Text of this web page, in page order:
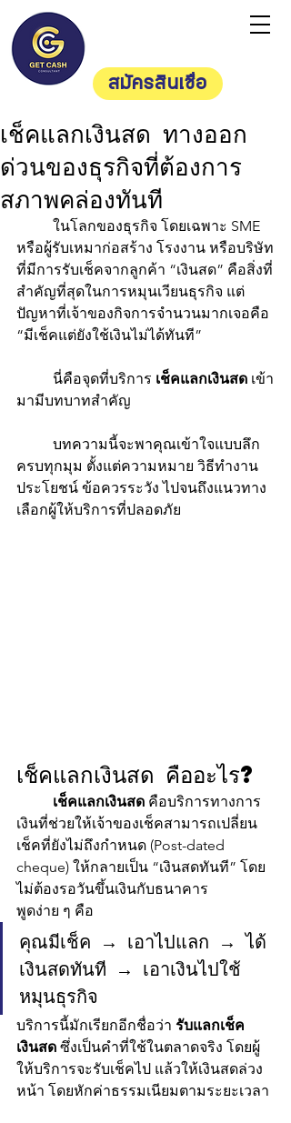
สมัครสินเชื่อ
เช็คแลกเงินสด ทางออก
ด่วนของธุรกิจที่ต้องการ
สภาพคล่องทันที
หรือผู้รับเหมาก่อสร้าง โรงงาน หรือบริษัท
ที่มีการรับเช็คจากลูกค้า “เงินสด” คือสิ่งที่
สำคัญที่สุดในการหมุนเวียนธุรกิจ แต่
ปัญหาที่เจ้าของกิจการจำนวนมากเจอคือ
“มีเช็คแต่ยังใช้เงินไม่ได้ทันที”
	นี่คือจุดที่บริการ
เช็คแลกเงินสด เข้า
มามีบทบาทสำคัญ
ครบทุกมุม ตั้งแต่ความหมาย วิธีทำงาน
ประโยชน์ ข้อควรระวัง ไปจนถึงแนวทาง
เลือกผู้ให้บริการที่ปลอดภัย
เช็คแลกเงินสด คืออะไร?
	เช็คแลกเงินสด
คือบริการทางการ
เงินที่ช่วยให้เจ้าของเช็คสามารถเปลี่ยน
เช็คที่ยังไม่ถึงกำหนด (Post-dated
cheque) ให้กลายเป็น “เงินสดทันที” โดย
ไม่ต้องรอวันขึ้นเงินกับธนาคาร
พูดง่าย ๆ คือ
คุณมีเช็ค → เอาไปแลก → ได้
เงินสดทันที → เอาเงินไปใช้
หมุนธุรกิจ
บริการนี้มักเรียกอีกชื่อว่า รับแลกเช็ค
เงินสด ซึ่งเป็นคำที่ใช้ในตลาดจริง โดยผู้
ให้บริการจะรับเช็คไป แล้วให้เงินสดล่วง
หน้า โดยหักค่าธรรมเนียมตามระยะเวลา